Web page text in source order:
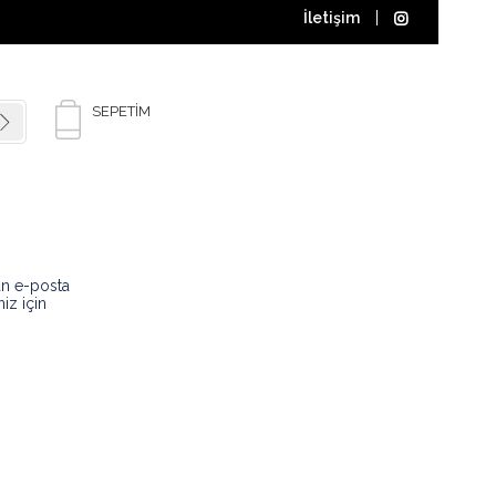
İletişim
SEPETIM
e-posta
için